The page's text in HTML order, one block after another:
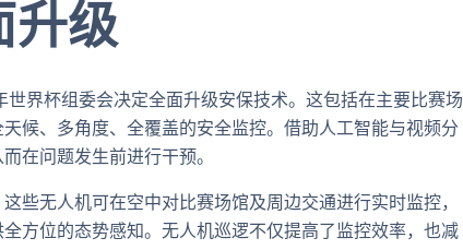
升级
界杯组委会决定全面升级安保技术。这包括在主要比赛场
候、多角度、全覆盖的安全监控。借助人工智能与视频分
在问题发生前进行干预。
些无人机可在空中对比赛场馆及周边交通进行实时监控，
方位的态势感知。无人机巡逻不仅提高了监控效率，也减